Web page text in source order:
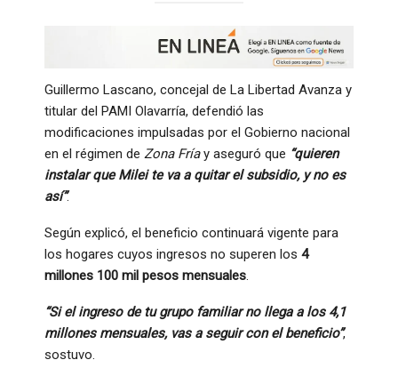
Guillermo Lascano, concejal de La Libertad Avanza y
titular del PAMI Olavarría, defendió las
modificaciones impulsadas por el Gobierno nacional
en el régimen de Zona Fríay aseguró que “quieren
instalar que Milei te va a quitar el subsidio, y no es
así”.
Según explicó, el beneficio continuará vigente para
los hogares cuyos ingresos no superen los 4
millones 100 mil pesos mensuales.
“Si el ingreso de tu grupo familiar no llega a los 4,1
millones mensuales, vas a seguir con el beneficio”,
sostuvo.